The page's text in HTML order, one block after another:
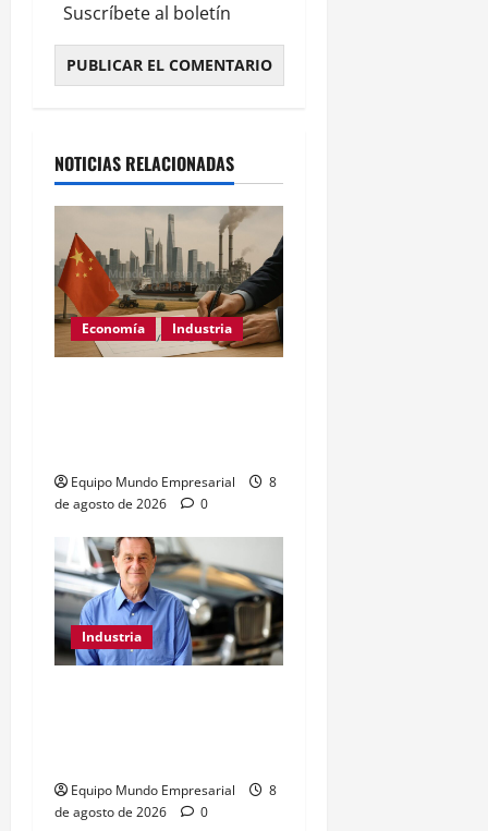
Suscríbete al boletín
NOTICIAS RELACIONADAS
Economía Industria
Equipo Mundo Empresarial
8
de agosto de 2026
0
Industria
Equipo Mundo Empresarial
8
de agosto de 2026
0